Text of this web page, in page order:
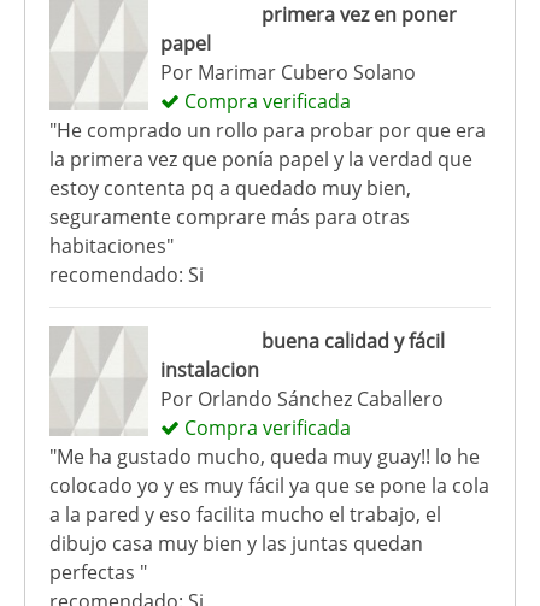
primera vez en poner
papel
Por Marimar Cubero Solano
Compra verificada
"He comprado un rollo para probar por que era
la primera vez que ponía papel y la verdad que
estoy contenta pq a quedado muy bien,
seguramente comprare más para otras
habitaciones"
recomendado: Si
buena calidad y fácil
instalacion
Por Orlando Sánchez Caballero
Compra verificada
"Me ha gustado mucho, queda muy guay!! lo he
colocado yo y es muy fácil ya que se pone la cola
a la pared y eso facilita mucho el trabajo, el
dibujo casa muy bien y las juntas quedan
perfectas "